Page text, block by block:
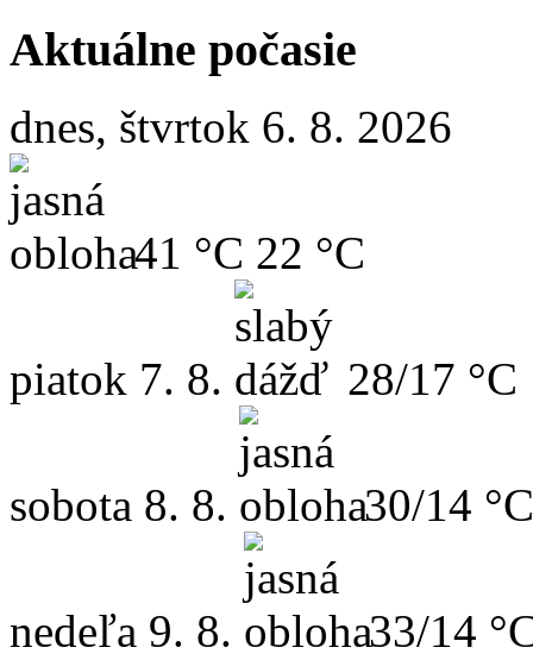
Aktuálne počasie
dnes, štvrtok 6. 8. 2026
41 °C 22 °C
piatok 7. 8. 28/17 °C
sobota 8. 8. 30/14 °C
nedeľa 9. 8. 33/14